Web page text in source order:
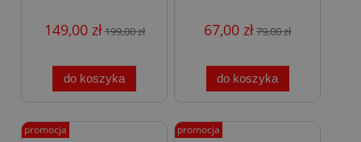
149,00 zł199,00 zł
do koszyka
67,00 zł79,00 zł
do koszyka
promocja promocja